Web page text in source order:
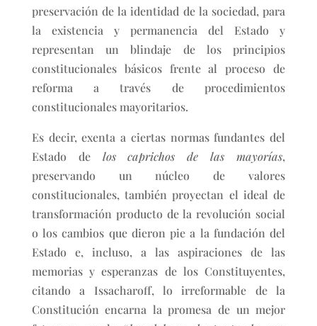
preservación de la identidad de la sociedad, para
la existencia y permanencia del Estado y
representan un blindaje de los principios
constitucionales básicos frente al proceso de
reforma a través de procedimientos
constitucionales mayoritarios.
Es decir, exenta a ciertas normas fundantes del
Estado de los caprichos de las mayorías,
preservando un núcleo de valores
constitucionales, también proyectan el ideal de
transformación producto de la revolución social
o los cambios que dieron pie a la fundación del
Estado e, incluso, a las aspiraciones de las
memorias y esperanzas de los Constituyentes,
citando a Issacharoff, lo irreformable de la
Constitución encarna la promesa de un mejor